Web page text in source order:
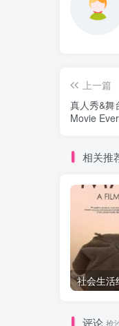
上一篇
真人秀&舞
Movie
相关推
评论 抢